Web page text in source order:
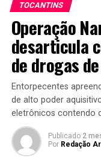
TOCANTINS
Operação
desarticula
de drogas
Entorpecentes
de alto poder
eletrônicos contendo
Publicado 2
Por Redação